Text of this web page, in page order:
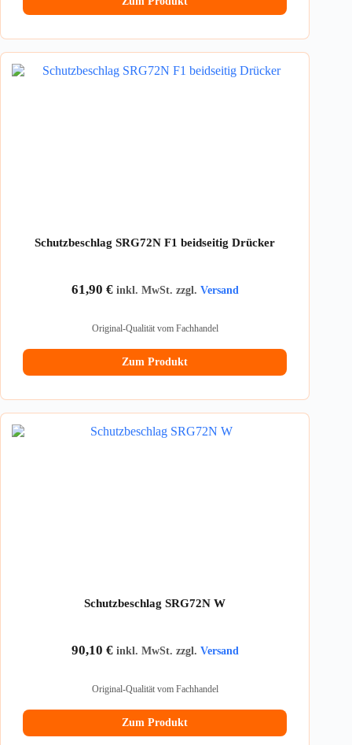
Schutzbeschlag SRG72N F1 beidseitig Drücker
61,90 € inkl. MwSt. zzgl. Versand
Original-Qualität vom Fachhandel
Zum Produkt
Schutzbeschlag SRG72N W
90,10 € inkl. MwSt. zzgl. Versand
Original-Qualität vom Fachhandel
Zum Produkt